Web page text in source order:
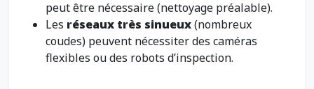
peut être nécessaire (nettoyage préalable).
Les réseaux très sinueux(nombreux
coudes) peuvent nécessiter des caméras
flexibles ou des robots d’inspection.